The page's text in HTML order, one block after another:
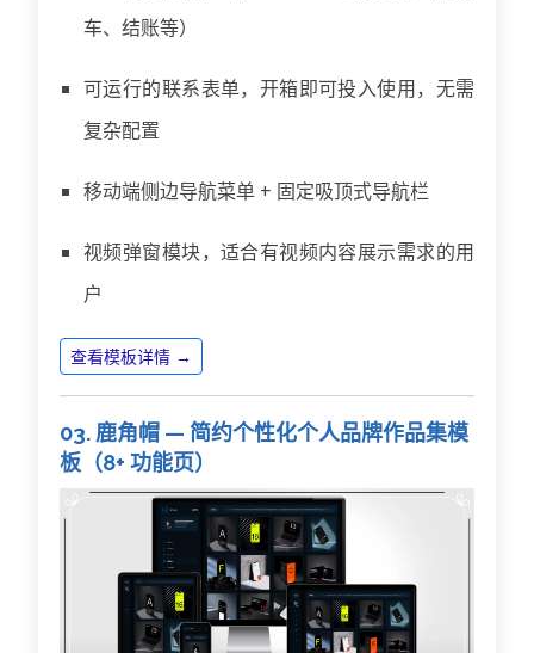
车、结账等）
可运行的联系表单，开箱即可投入使用，无需
复杂配置
移动端侧边导航菜单 + 固定吸顶式导航栏
视频弹窗模块，适合有视频内容展示需求的用
户
查看模板详情 →
03. 鹿角帽 — 简约个性化个人品牌作品集模
板（8+ 功能页）